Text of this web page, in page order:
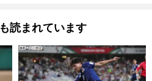
読まれています